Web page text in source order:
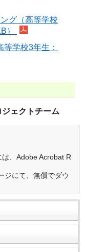
グ（高等学校
）
学校3年生：
ェクトチーム
、Adobe Acrobat R
ジにて、無償でダウ